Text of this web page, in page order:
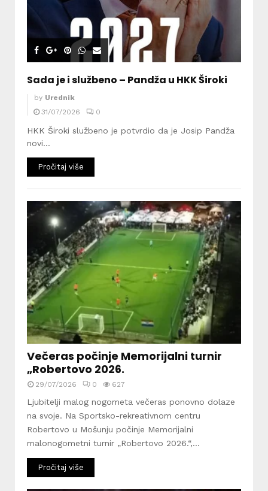
Sada je i službeno – Pandža u HKK Široki
by Urednik
31/07/2026
0
HKK Široki službeno je potvrdio da je Josip Pandža
novi...
Pročitaj više
Večeras počinje Memorijalni turnir
„Robertovo 2026.
29/07/2026 0 627
Ljubitelji malog nogometa večeras ponovno dolaze
na svoje. Na Sportsko-rekreativnom centru
Robertovo u Mošunju počinje Memorijalni
malonogometni turnir „Robertovo 2026.“,...
Pročitaj više